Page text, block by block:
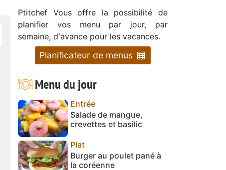
Ptitchef Vous offre la possibilité de
planifier vos menu par jour, par
semaine, d'avance pour les vacances.
Planificateur de menus
Menu du jour
Entrée
Salade de mangue,
crevettes et basilic
Plat
Burger au poulet pané à
la coréenne